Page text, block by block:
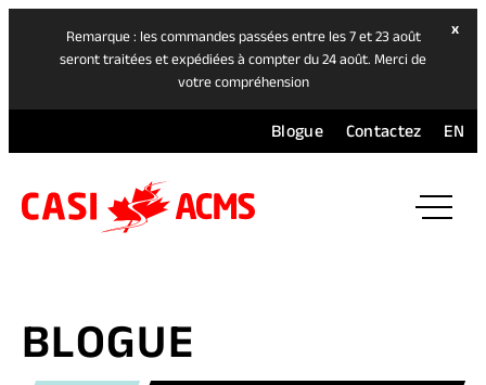
Remarque : les commandes passées entre les 7 et 23 août
seront traitées et expédiées à compter du 24 août. Merci de
votre compréhension
xhide
Blogue Contactez EN
BLOGUE